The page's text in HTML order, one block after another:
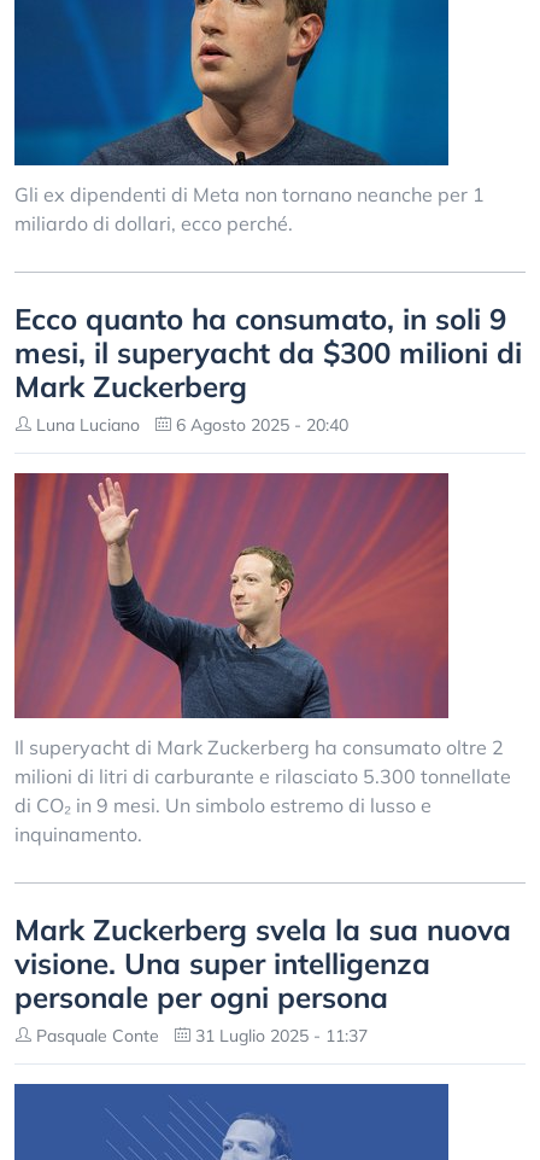
Gli ex dipendenti di Meta non tornano neanche per 1
miliardo di dollari, ecco perché.
Ecco quanto ha consumato, in soli 9
mesi, il superyacht da $300 milioni di
Mark Zuckerberg
Luna Luciano 6 Agosto 2025 - 20:40
Il superyacht di Mark Zuckerberg ha consumato oltre 2
milioni di litri di carburante e rilasciato 5.300 tonnellate
di CO₂ in 9 mesi. Un simbolo estremo di lusso e
inquinamento.
Mark Zuckerberg svela la sua nuova
visione. Una super intelligenza
personale per ogni persona
Pasquale Conte 31 Luglio 2025 - 11:37